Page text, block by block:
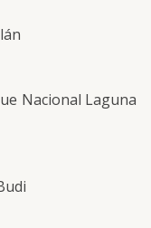
Nacional Laguna